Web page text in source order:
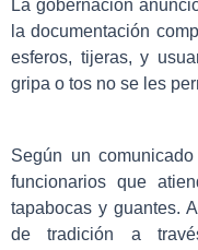
La gobernación
la documentación
esferos, tijeras, y
gripa o tos no se les
Según un
funcionarios que
tapabocas y guantes.
de tradición a